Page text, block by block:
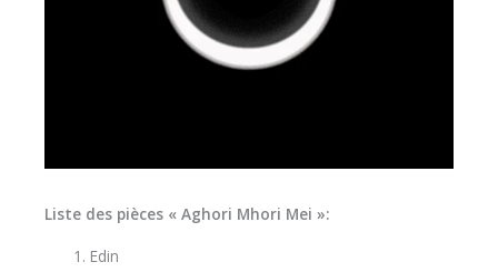
Liste des pièces « Aghori Mhori Mei »:
Edin